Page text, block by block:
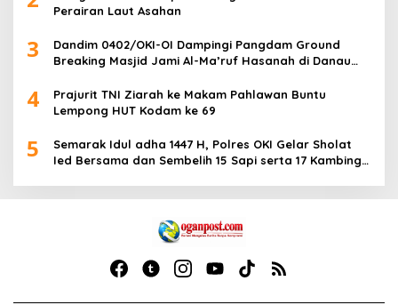
Perairan Laut Asahan
3
Dandim 0402/OKI-OI Dampingi Pangdam Ground
Breaking Masjid Jami Al-Ma’ruf Hasanah di Danau
4
Prajurit TNI Ziarah ke Makam Pahlawan Buntu
Lempong HUT Kodam ke 69
5
Semarak Idul adha 1447 H, Polres OKI Gelar Sholat
Ied Bersama dan Sembelih 15 Sapi serta 17 Kambing